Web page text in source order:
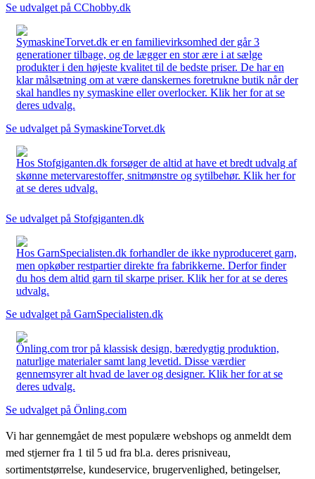
Se udvalget på CChobby.dk
SymaskineTorvet.dk er en familievirksomhed der går 3
generationer tilbage, og de lægger en stor ære i at sælge
produkter i den højeste kvalitet til de bedste priser. De har en
klar målsætning om at være danskernes foretrukne butik når der
skal handles ny symaskine eller overlocker. Klik her for at se
deres udvalg.
Se udvalget på SymaskineTorvet.dk
Hos Stofgiganten.dk forsøger de altid at have et bredt udvalg af
skønne metervarestoffer, snitmønstre og sytilbehør. Klik her for
at se deres udvalg.
Se udvalget på Stofgiganten.dk
Hos GarnSpecialisten.dk forhandler de ikke nyproduceret garn,
men opkøber restpartier direkte fra fabrikkerne. Derfor finder
du hos dem altid garn til skarpe priser. Klik her for at se deres
udvalg.
Se udvalget på GarnSpecialisten.dk
Önling.com tror på klassisk design, bæredygtig produktion,
naturlige materialer samt lang levetid. Disse værdier
gennemsyrer alt hvad de laver og designer. Klik her for at se
deres udvalg.
Se udvalget på Önling.com
Vi har gennemgået de mest populære webshops og anmeldt dem
med stjerner fra 1 til 5 ud fra bl.a. deres prisniveau,
sortimentstørrelse, kundeservice, brugervenlighed, betingelser,